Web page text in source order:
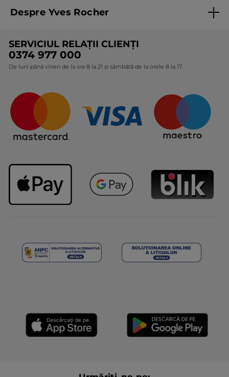
Termeni și condiții pentru vanzarea la distanță a
Politica de confidențialitate
Protecția Consumatorilor - A.N.P.C.
Despre Yves Rocher
Expertiza noastră botanică
Angajamentele noastre
Întrebări frecvente
SERVICIUL RELAȚII CLIENȚI
0374 977 000
De luni până vineri de la ora 8 la 21 și sâmbătă de la orele 8 la 17.